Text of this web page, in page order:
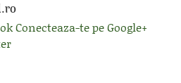
Conecteaza-te pe Google+